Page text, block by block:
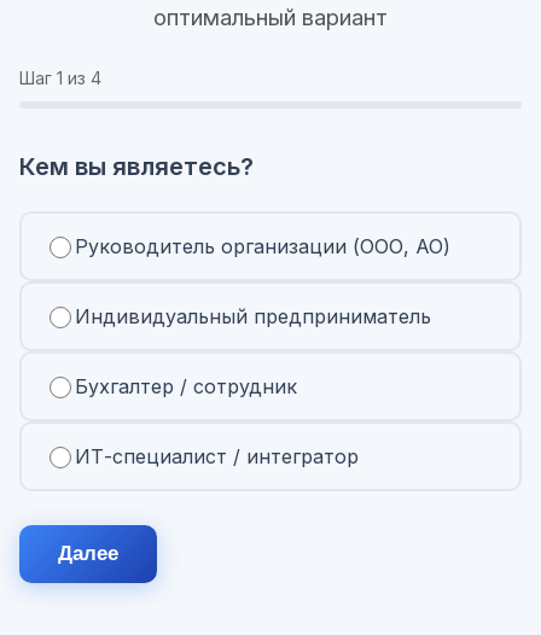
оптимальный вариант
Шаг 1 из 4
Кем вы являетесь?
Руководитель организации (ООО, АО)
Индивидуальный предприниматель
Бухгалтер / сотрудник
ИТ-специалист / интегратор
Далее